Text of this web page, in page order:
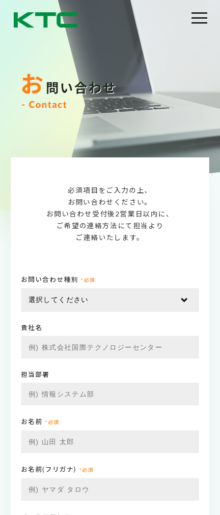
必須項目をご入力の上、
お問い合わせください。
お問い合わせ受付後2営業日以内に、
ご希望の連絡方法にて担当より
ご連絡いたします。
お問い合わせ種別 *必須
貴社名
担当部署
お名前 *必須
お名前(フリガナ) *必須